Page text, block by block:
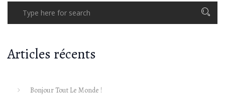
Articles récents
Bonjour Tout Le Monde !